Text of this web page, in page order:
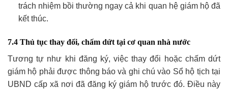
trách nhiệm bồi thường ngay cả khi quan hệ giám hộ đã
kết thúc.
7.4 Thủ tục thay đổi, chấm dứt tại cơ quan nhà nước
Tương tự như khi đăng ký, việc thay đổi hoặc chấm dứt
giám hộ phải được thông báo và ghi chú vào Sổ hộ tịch tại
UBND cấp xã nơi đã đăng ký giám hộ trước đó. Điều này